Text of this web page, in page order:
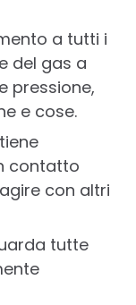
a tutti i
del gas a
pressione,
e cose.
contatto
con altri
tutte